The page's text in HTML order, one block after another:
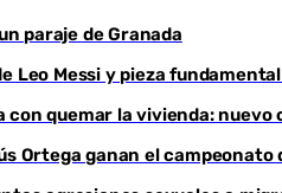
paraje de Granada
Leo Messi y pieza
con quemar la vivienda:
Ortega ganan el